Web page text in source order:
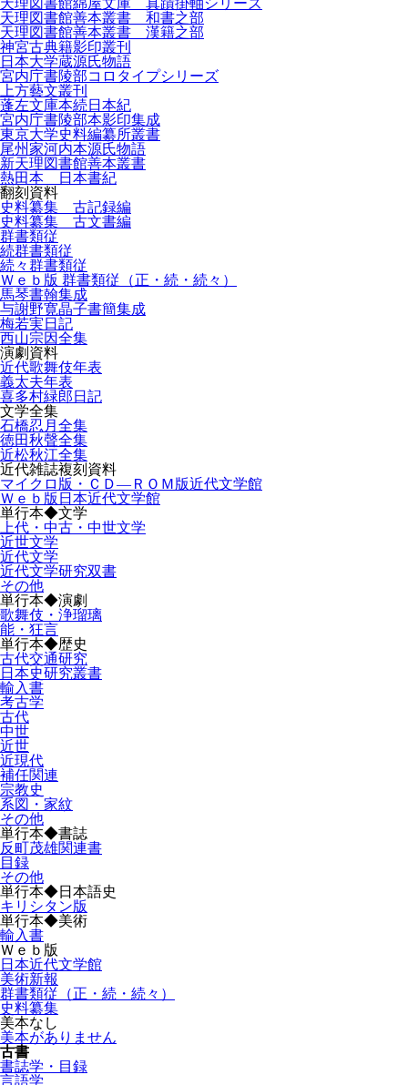
天理図書館綿屋文庫 真蹟掛軸シリーズ
天理図書館善本叢書 和書之部
天理図書館善本叢書 漢籍之部
神宮古典籍影印叢刊
日本大学蔵源氏物語
宮内庁書陵部コロタイプシリーズ
上方藝文叢刊
蓬左文庫本続日本紀
宮内庁書陵部本影印集成
東京大学史料編纂所叢書
尾州家河内本源氏物語
新天理図書館善本叢書
熱田本 日本書紀
翻刻資料
史料纂集 古記録編
史料纂集 古文書編
群書類従
続群書類従
続々群書類従
Ｗｅｂ版 群書類従（正・続・続々）
馬琴書翰集成
与謝野寛晶子書簡集成
梅若実日記
西山宗因全集
演劇資料
近代歌舞伎年表
義太夫年表
喜多村緑郎日記
文学全集
石橋忍月全集
徳田秋聲全集
近松秋江全集
近代雑誌複刻資料
マイクロ版・ＣＤ―ＲＯＭ版近代文学館
Ｗｅｂ版日本近代文学館
単行本◆文学
上代・中古・中世文学
近世文学
近代文学
近代文学研究双書
その他
単行本◆演劇
歌舞伎・浄瑠璃
能・狂言
単行本◆歴史
古代交通研究
日本史研究叢書
輸入書
考古学
古代
中世
近世
近現代
補任関連
宗教史
系図・家紋
その他
単行本◆書誌
反町茂雄関連書
目録
その他
単行本◆日本語史
キリシタン版
単行本◆美術
輸入書
Ｗｅｂ版
日本近代文学館
美術新報
群書類従（正・続・続々）
史料纂集
美本なし
美本がありません
古書
書誌学・目録
言語学